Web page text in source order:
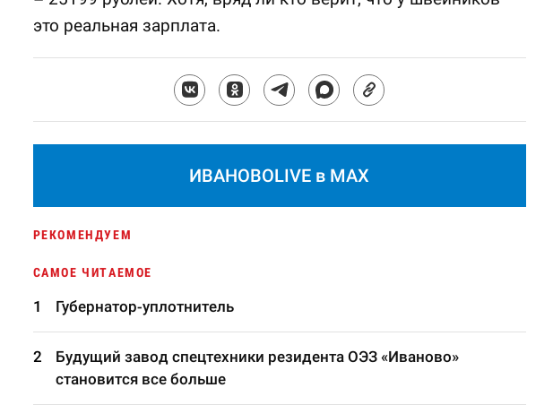
это реальная зарплата.
ИВАНОВОLIVE в MAX
РЕКОМЕНДУЕМ
САМОЕ ЧИТАЕМОЕ
Губернатор-уплотнитель
Будущий завод спецтехники резидента ОЭЗ «Иваново»
становится все больше